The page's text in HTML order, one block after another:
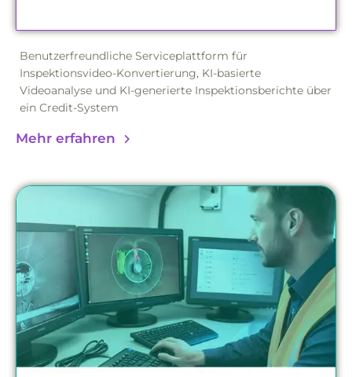
Benutzerfreundliche Serviceplattform für
Inspektionsvideo-Konvertierung, KI-basierte
Videoanalyse und KI-generierte Inspektionsberichte über
ein Credit-System
Mehr erfahren